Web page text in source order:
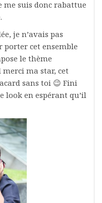
me suis donc rabattue
je n’avais pas
porter cet ensemble
le thème
ma star, cet
sans toi 😉 Fini
look en espérant qu’il